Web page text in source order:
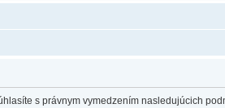
s právnym vymedzením nasledujúcich